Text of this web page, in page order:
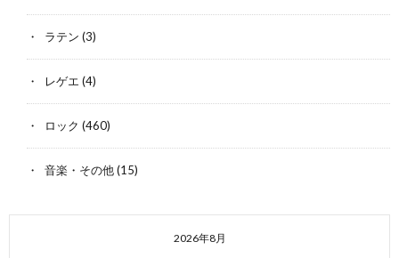
ラテン (3)
レゲエ (4)
ロック (460)
音楽・その他(15)
2026年8月